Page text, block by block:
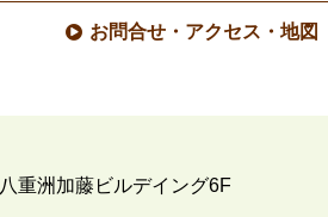
お問合せ・アクセス・地図
八重洲加藤ビルデイング6F